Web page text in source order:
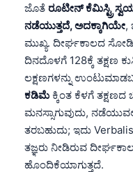
ಜೊತೆ ರೂಟೀನ್ ಕೆಮಿಸ್ಟ್ರಿ
ನಡೆಯುತ್ತದೆ, ಅದಕ್ಕಾಗಿಯೇ,
ಮುಖ್ಯ. ದೀರ್ಘಕಾಲದ
ದಿನದೊಳಗೆ 128ಕ್ಕೆ ತಕ್ಷಣ
ಲಕ್ಷಣಗಳನ್ನು
ಕಡಿಮೆ ಕ್ಕಿಂತ ಕೆಳಗೆ
ಮನಸ್ಸಾಗುವುದು,
ತರಬಹುದು; ಇದು
ತಜ್ಞರು ನೀಡಿರುವ
ಹೊಂದಿಕೆಯಾಗುತ್ತದೆ.
Български
Dansk
Nederlands
हिन्दी
Bahasa
Հայերեն
Íslenska